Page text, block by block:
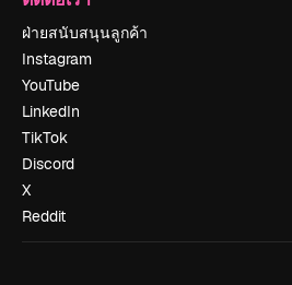
ฝ่ายสนับสนุนลูกค้า
Instagram
YouTube
LinkedIn
TikTok
Discord
X
Reddit